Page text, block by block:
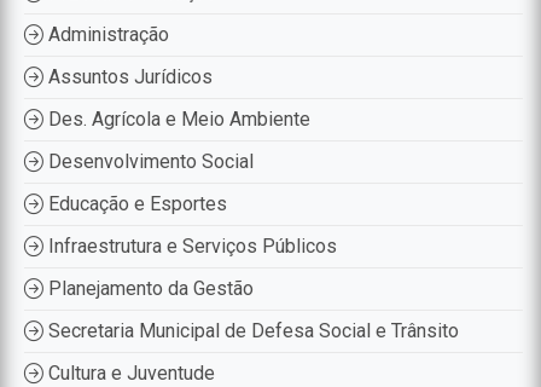
Administração
Assuntos Jurídicos
Des. Agrícola e Meio Ambiente
Desenvolvimento Social
Educação e Esportes
Infraestrutura e Serviços Públicos
Planejamento da Gestão
Secretaria Municipal de Defesa Social e Trânsito
Cultura e Juventude